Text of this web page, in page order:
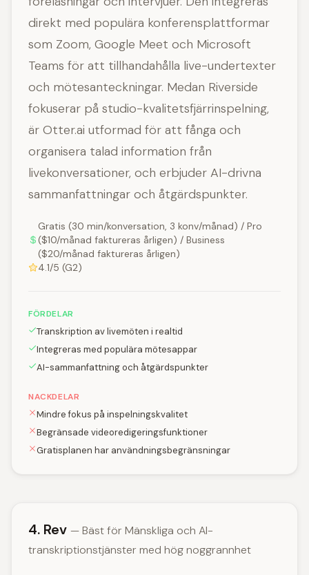
direkt med populära konferensplattformar
som Zoom, Google Meet och Microsoft
Teams för att tillhandahålla live-undertexter
och mötesanteckningar. Medan Riverside
fokuserar på studio-kvalitetsfjärrinspelning,
är Otter.ai utformad för att fånga och
organisera talad information från
livekonversationer, och erbjuder AI-drivna
sammanfattningar och åtgärdspunkter.
Gratis (30 min/konversation, 3 konv/månad) / Pro
($10/månad faktureras årligen) / Business
($20/månad faktureras årligen)
4.1/5 (G2)
FÖRDELAR
Transkription av livemöten i realtid
Integreras med populära mötesappar
AI-sammanfattning och åtgärdspunkter
NACKDELAR
Mindre fokus på inspelningskvalitet
Begränsade videoredigeringsfunktioner
Gratisplanen har användningsbegränsningar
4. Rev — Bäst för Mänskliga och AI-
transkriptionstjänster med hög noggrannhet